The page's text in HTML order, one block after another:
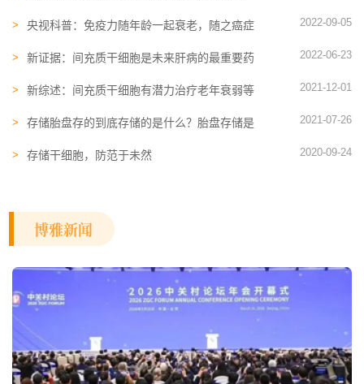
央视科普：免疫力随年龄一起衰老，随之癌症
2022-09-05
新证据：间充质干细胞是未来肝病的最重要药
2022-06-23
新综述：间充质干细胞有潜力治疗老年衰弱等
2021-12-01
存储胎盘存的到底存储的是什么？胎盘存储是
2021-07-26
存储干细胞，防范于未然 2020-09-24
博雅新闻